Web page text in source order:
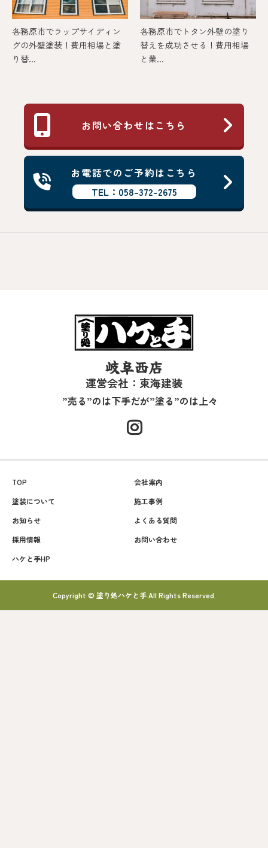
各務原市でラップサイディン
グの外壁塗装！費用相場と塗
り替...
各務原市でトタン外壁の塗り
替えを成功させる！費用相場
と業...
お問い合わせはこちら
お電話でのご予約はこちら
TEL：058-372-2675
岐阜西店
運営会社：東海建装
”売る”のは下手だが”塗る”のは上々
TOP
会社案内
塗装について
施工事例
お知らせ
よくある質問
採用情報
お問い合わせ
ハケと手HP
Copyright © 塗り処ハケと手 All Rights Reserved.